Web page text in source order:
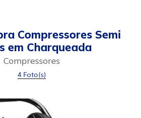
Compressores Semi
em Charqueada
Compressores
4 Foto(s)